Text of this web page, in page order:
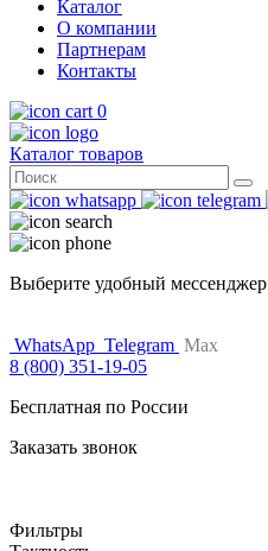
Каталог
О компании
Партнерам
Контакты
0
Каталог товаров
Поиск
for:
Выберите удобный мессенджер
WhatsApp Telegram Max
8 (800) 351-19-05
Бесплатная по России
Заказать звонок
Фильтры